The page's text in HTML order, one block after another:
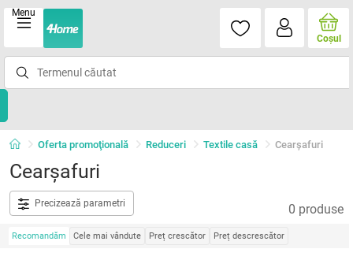
Menu
Coşul
Oferta promoţională Reduceri Textile casă Cearșafuri
Cearșafuri
Precizează parametri 0 produse
Recomandăm Cele mai vândute Preț crescător Preț descrescător